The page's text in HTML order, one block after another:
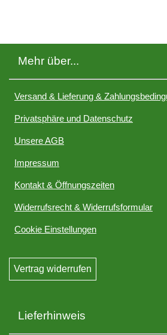
Mehr über...
Versand & Lieferung &
Privatsphäre und Datenschutz
Unsere AGB
Impressum
Kontakt & Öffnungszeiten
Widerrufsrecht & Widerrufsformular
Cookie Einstellungen
Vertrag widerrufen
Lieferhinweis